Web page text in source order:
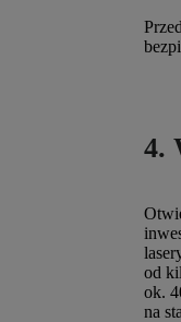
4.
od
ok.
na